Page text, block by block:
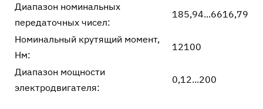
Диапазон номинальных
передаточных чисел:
185,94...6616,79
Номинальный крутящий момент,
Нм:
12100
Диапазон мощности
электродвигателя:
0,12...200